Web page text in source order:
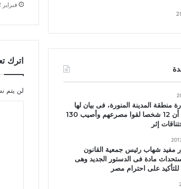
فبراير 12, 2014
اترك
لن يتم
منطقة المدينة المنورة، فى بيان لها
منذ قليل، أن 12 شخصا لقوا مصرعهم وأصيب 130
إثر
مفيد شهاب رئيس جمعية القانون
مادة فى الدستور الجديد وهى